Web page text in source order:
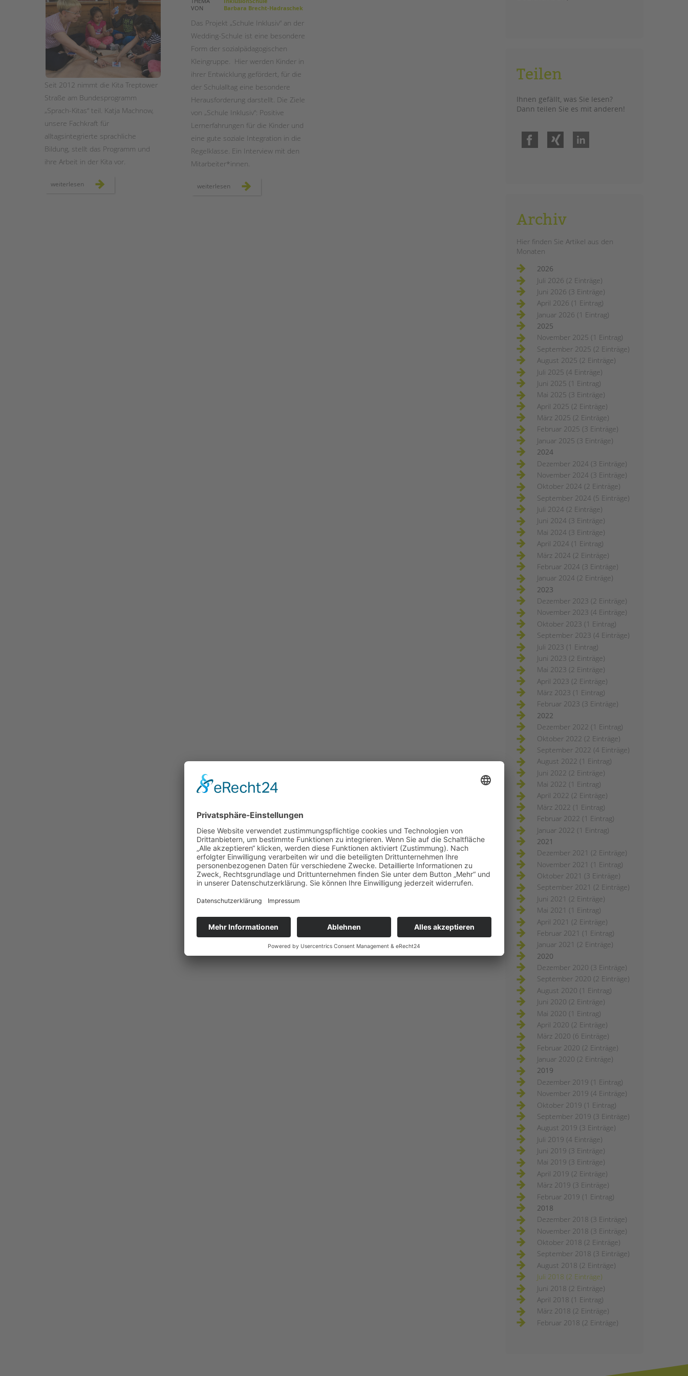
STADTTEILARBEIT
Seit 2012 nimmt die Kita Treptower
Straße am Bundesprogramm
„Sprach-Kitas“ teil. Katja Machnow,
unsere Fachkraft für
alltagsintegrierte sprachliche
Bildung, stellt das Programm und
ihre Arbeit in der Kita vor.
weiterlesen unsere
sprach-
VON
Barbara Brecht-Hadraschek
Das Projekt „Schule Inklusiv“ an der
Wedding-Schule ist eine besondere
Form der sozialpädagogischen
Kleingruppe. Hier werden Kinder in
ihrer Entwicklung gefördert, für die
der Schulalltag eine besondere
Herausforderung darstellt. Die Ziele
von „Schule Inklusiv“: Positive
Lernerfahrungen für die Kinder und
eine gute soziale Integration in die
Regelklasse. Ein Interview mit den
Mitarbeiter*innen.
weiterlesen temporäre
lerngruppen
Teilen
Ihnen gefällt, was Sie lesen?
Dann teilen Sie es mit anderen!
Facebook
Archiv
Hier finden Sie Artikel aus den
Monaten
2026
Juli 2026 (2 Einträge)
Juni 2026 (3 Einträge)
April 2026 (1 Eintrag)
Januar 2026 (1 Eintrag)
2025
November 2025 (1 Eintrag)
September 2025 (2 Einträge)
August 2025 (2 Einträge)
Juli 2025 (4 Einträge)
Juni 2025 (1 Eintrag)
Mai 2025 (3 Einträge)
April 2025 (2 Einträge)
März 2025 (2 Einträge)
Februar 2025 (3 Einträge)
Januar 2025 (3 Einträge)
2024
Dezember 2024 (3 Einträge)
November 2024 (3 Einträge)
Oktober 2024 (2 Einträge)
September 2024 (5 Einträge)
Juli 2024 (2 Einträge)
Juni 2024 (3 Einträge)
Mai 2024 (3 Einträge)
April 2024 (1 Eintrag)
März 2024 (2 Einträge)
Februar 2024 (3 Einträge)
Januar 2024 (2 Einträge)
2023
Dezember 2023 (2 Einträge)
November 2023 (4 Einträge)
Oktober 2023 (1 Eintrag)
September 2023 (4 Einträge)
Juli 2023 (1 Eintrag)
Juni 2023 (2 Einträge)
Mai 2023 (2 Einträge)
April 2023 (2 Einträge)
März 2023 (1 Eintrag)
Februar 2023 (3 Einträge)
2022
Dezember 2022 (1 Eintrag)
Oktober 2022 (2 Einträge)
September 2022 (4 Einträge)
August 2022 (1 Eintrag)
Juni 2022 (2 Einträge)
Mai 2022 (1 Eintrag)
April 2022 (2 Einträge)
März 2022 (1 Eintrag)
Februar 2022 (1 Eintrag)
Januar 2022 (1 Eintrag)
2021
Dezember 2021 (2 Einträge)
November 2021 (1 Eintrag)
Oktober 2021 (3 Einträge)
September 2021 (2 Einträge)
Juni 2021 (2 Einträge)
Mai 2021 (1 Eintrag)
April 2021 (2 Einträge)
Februar 2021 (1 Eintrag)
Januar 2021 (2 Einträge)
2020
Dezember 2020 (3 Einträge)
September 2020 (2 Einträge)
August 2020 (1 Eintrag)
Juni 2020 (2 Einträge)
Mai 2020 (1 Eintrag)
April 2020 (2 Einträge)
März 2020 (6 Einträge)
Februar 2020 (2 Einträge)
Januar 2020 (2 Einträge)
2019
Dezember 2019 (1 Eintrag)
November 2019 (4 Einträge)
Oktober 2019 (1 Eintrag)
September 2019 (3 Einträge)
August 2019 (3 Einträge)
Juli 2019 (4 Einträge)
Juni 2019 (3 Einträge)
Mai 2019 (3 Einträge)
April 2019 (2 Einträge)
März 2019 (3 Einträge)
Februar 2019 (1 Eintrag)
2018
Dezember 2018 (3 Einträge)
November 2018 (3 Einträge)
Oktober 2018 (2 Einträge)
September 2018 (3 Einträge)
August 2018 (2 Einträge)
Juli 2018 (2 Einträge)
Juni 2018 (2 Einträge)
April 2018 (1 Eintrag)
März 2018 (2 Einträge)
Februar 2018 (2 Einträge)